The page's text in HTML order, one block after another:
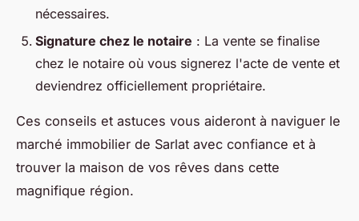
nécessaires.
Signature chez le notaire : La vente se finalise
chez le notaire où vous signerez l'acte de vente et
deviendrez officiellement propriétaire.
Ces conseils et astuces vous aideront à naviguer le
marché immobilier de Sarlat avec confiance et à
trouver la maison de vos rêves dans cette
magnifique région.